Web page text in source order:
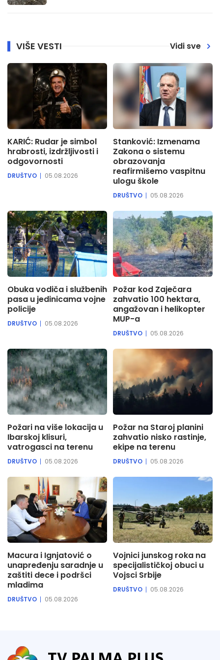
VIŠE VESTI Vidi sve
KARIĆ: Rudar je simbol
hrabrosti, izdržljivosti i
odgovornosti
DRUŠTVO 05.08.2026
Stanković: Izmenama
Zakona o sistemu
obrazovanja
reafirmišemo vaspitnu
ulogu škole
DRUŠTVO 05.08.2026
Obuka vodiča i službenih
pasa u jedinicama vojne
policije
DRUŠTVO 05.08.2026
Požar kod Zaječara
zahvatio 100 hektara,
angažovan i helikopter
MUP-a
DRUŠTVO 05.08.2026
Požari na više lokacija u
Ibarskoj klisuri,
vatrogasci na terenu
DRUŠTVO 05.08.2026
Požar na Staroj planini
zahvatio nisko rastinje,
ekipe na terenu
DRUŠTVO 05.08.2026
Macura i Ignjatović o
unapređenju saradnje u
zaštiti dece i podršci
mladima
DRUŠTVO 05.08.2026
Vojnici junskog roka na
specijalističkoj obuci u
Vojsci Srbije
DRUŠTVO 05.08.2026